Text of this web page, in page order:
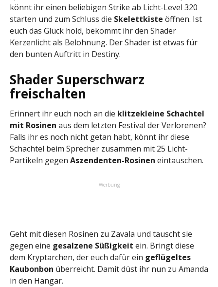
könnt ihr einen beliebigen Strike ab Licht-Level 320
starten und zum Schluss die Skelettkiste öffnen. Ist
euch das Glück hold, bekommt ihr den Shader
Kerzenlicht als Belohnung. Der Shader ist etwas für
den bunten Auftritt in Destiny.
Shader Superschwarz
freischalten
Erinnert ihr euch noch an die klitzekleine Schachtel
mit Rosinen aus dem letzten Festival der Verlorenen?
Falls ihr es noch nicht getan habt, könnt ihr diese
Schachtel beim Sprecher zusammen mit 25 Licht-
Partikeln gegen Aszendenten-Rosinen eintauschen.
Werbung
Geht mit diesen Rosinen zu Zavala und tauscht sie
gegen eine gesalzene Süßigkeit ein. Bringt diese
dem Kryptarchen, der euch dafür ein geflügeltes
Kaubonbon überreicht. Damit düst ihr nun zu Amanda
in den Hangar.